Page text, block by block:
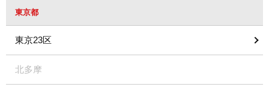
東京都
東京23区
北多摩